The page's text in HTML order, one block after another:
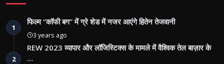
1
फिल्म “कॉफी बग” में ग्रे शेड में नजर आएंगे हितेन तेजवानी
3 years ago
2
REW 2023 व्यापार और लॉजिस्टिक्स के मामले में वैश्विक तेल बाज़ार के
…